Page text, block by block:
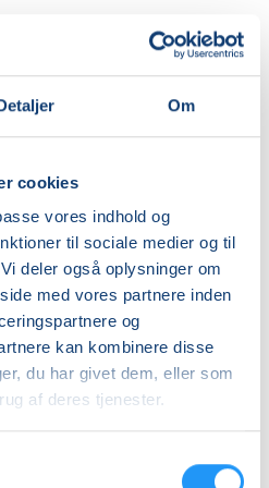
Om
cookies
vores indhold og
til sociale medier og til
deler også oplysninger om
med vores partnere inden
og
kan kombinere disse
du har givet dem, eller som
af deres tjenester.
- 11.30
- 11.30